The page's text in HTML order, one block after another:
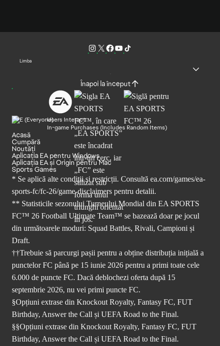
Limba
Înapoi la început
Users Interact
In-game Purchases (Includes Random Items)
Acasă
Cumpără
Noutăți
Aplicația EA pentru Windows
Aplicația EA și Origin pentru Mac
Sports Games
* Se aplică alte condiții și restricții. Consultă ea.com/games/ea-
sports-fc/fc-26/game-disclaimers pentru detalii.
** Statisticile sezonului Turneului Mondial din EA SPORTS
FC™ 26 Football Ultimate Team™ se bazează doar pe jocul
din următoarele moduri: Squad Battles, Rivali, Campioni și
Draft.
††Trebuie să parcurgi pașii pentru a obține distribuția inițială a
punctelor FC până pe 15 iunie 2026 pentru a primi toate cele
6.000 de puncte FC. Dacă deblochezi oferta după 15
septembrie 2026, nu vei primi puncte FC.
§Opțiuni extrase din Knockout Royalty, Fantasy FC, FUT
Birthday, Answer the Call și UEFA Road to the Final.
§§Opțiuni extrase din Knockout Royalty, Fantasy FC, FUT
Birthday, Answer the Call și UEFA Road to the Final.